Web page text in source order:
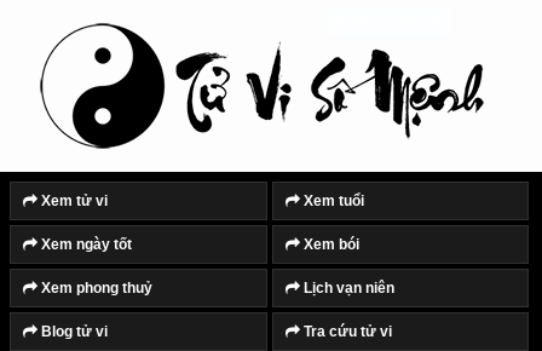
Xem tử vi Xem tuổi
Xem ngày tốt Xem bói
Xem phong thuỷ Lịch vạn niên
Blog tử vi Tra cứu tử vi